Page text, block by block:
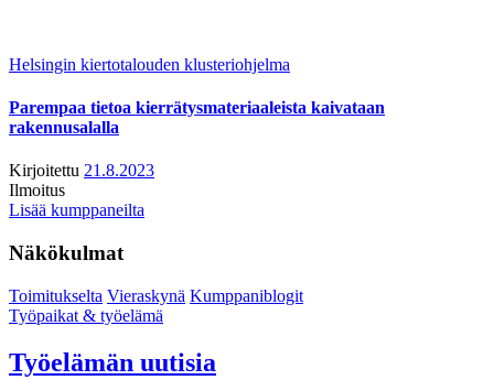
Helsingin kiertotalouden klusteriohjelma
Parempaa tietoa kierrätysmateriaaleista kaivataan
rakennusalalla
Kirjoitettu 21.8.2023
Ilmoitus
Lisää kumppaneilta
Näkökulmat
Toimitukselta Vieraskynä Kumppaniblogit
Työpaikat & työelämä
Työelämän uutisia